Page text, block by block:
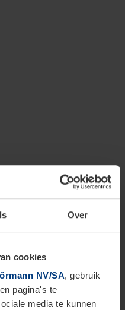
Over
cookies
NV/SA, gebruik
pagina's te
media te kunnen